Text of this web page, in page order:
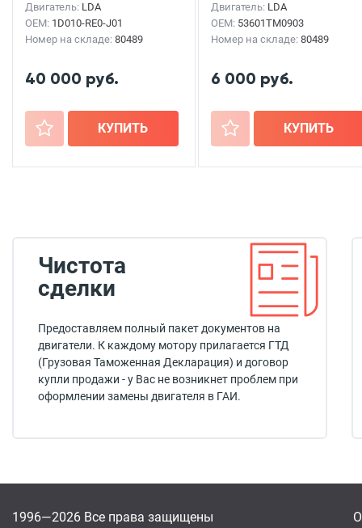
Двигатель: LDA
OEM: 1D010-RE0-J01
Номер на складе: 80489
40 000 руб.
+ КУПИТЬ
Двигатель: LDA
OEM: 53601TM0903
Номер на складе: 80489
6 000 руб.
+ КУПИТЬ
Чистота
сделки
Предоставляем полный пакет документов на
двигатели. К каждому мотору прилагается ГТД
(Грузовая Таможенная Декларация) и договор
купли продажи - у Вас не возникнет проблем при
оформлении замены двигателя в ГАИ.
1996—2026 Все права защищены